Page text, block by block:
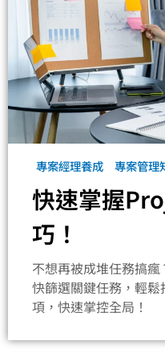
專案經理養成 專案管理
快速掌握
巧！
不想再被成堆任務搞
快篩選關鍵任務，輕
項，快速掌控全局！